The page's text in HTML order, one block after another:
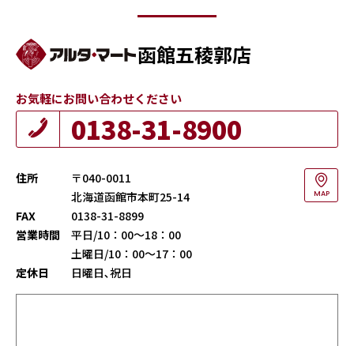
函館五稜郭店
お気軽にお問い合わせください
0138-31-8900
住所
〒040-0011
北海道函館市本町25-14
MAP
FAX
0138-31-8899
営業時間
平日/10：00～18：00
土曜日/10：00～17：00
定休日
日曜日､祝日